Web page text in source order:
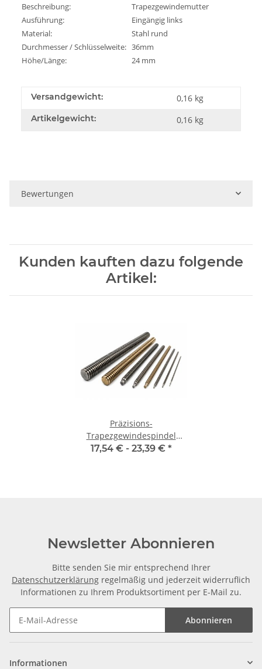
Beschreibung:
Trapezgewindemutter
Ausführung:
Eingängig links
Material:
Stahl rund
Durchmesser / Schlüsselweite: 36mm
Höhe/Länge:
24 mm
Versandgewicht: 0,16 kg
Artikelgewicht: 0,16 kg
Bewertungen
Kunden kauften dazu folgende
Artikel:
Präzisions-
Trapezgewindespindel
TR16x4 links, je m ±2mm
17,54 € - 23,39 € *
Newsletter Abonnieren
Bitte senden Sie mir entsprechend Ihrer
Datenschutzerklärung regelmäßig und jederzeit widerruflich
Informationen zu Ihrem Produktsortiment per E-Mail zu.
Abonnieren
Informationen